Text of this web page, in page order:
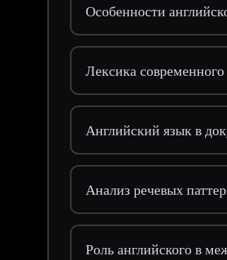
Особенности
Лексика
Английский язык в
Анализ речевых
Роль английского в